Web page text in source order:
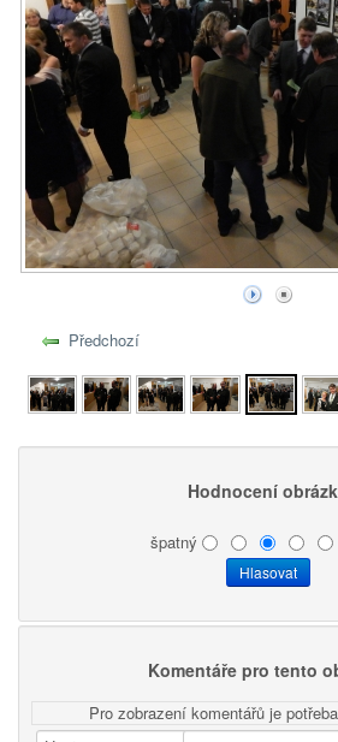
Předchozí
Hodnocení
špatný
Komentáře pro tento
Pro zobrazení komentářů je